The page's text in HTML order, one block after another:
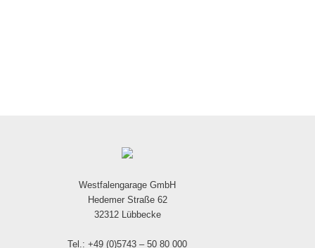
Westfalengarage GmbH
Hedemer Straße 62
32312 Lübbecke
Tel.: +49 (0)5743 – 50 80 000